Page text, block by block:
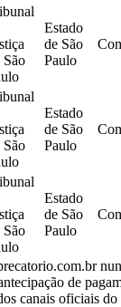
São
Estado
de São
Paulo
São
Estado
de São
Paulo
São
Estado
de São
Paulo
de
canais oficiais